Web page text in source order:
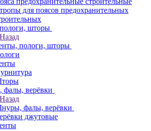
для поясов предохранительных
шторы
Назад
пологи, шторы
верёвки
Назад
фалы, верёвки
джутовые